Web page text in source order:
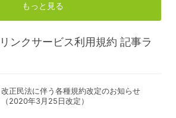
もっと見る
ンクサービス利用規約 記事ラ
改正民法に伴う各種規約改定のお知らせ
（2020年3月25日改定）